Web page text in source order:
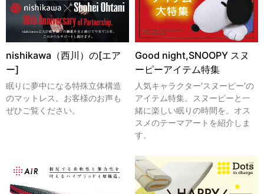
nishikawa（西川）の[エア
ー]
眠りに夢中になる特殊立体構造
のマットレス。お客様のお声も
ぜひご覧ください。
Good night,SNOOPY スヌ
ーピーアイテム特集
人気キャラクター’スヌーピー’の
アイテム特集。スヌーピーと一
緒に楽しい眠りの時間を。オス
スメのテーマアートを紹介しま
す。